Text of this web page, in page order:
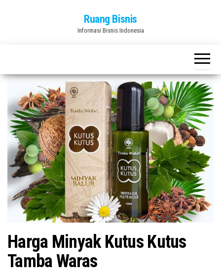
Ruang Bisnis
Informasi Bisnis Indonesia
Harga Minyak Kutus Kutus
Tamba Waras